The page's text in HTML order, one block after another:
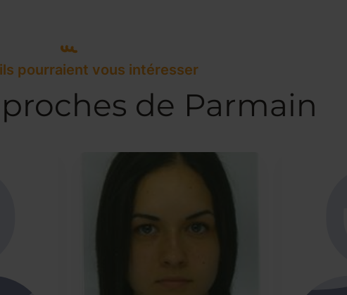
pourraient vous intéresser
de Parmain